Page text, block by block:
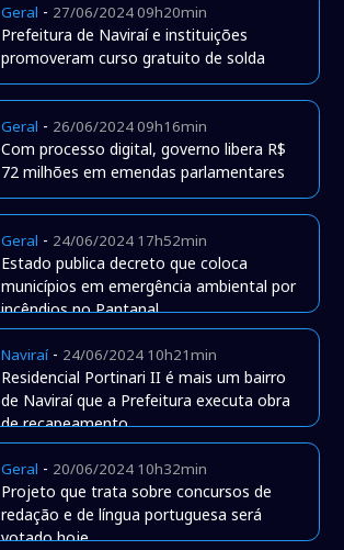
Geral - 27/06/2024 09h20min
Prefeitura de Naviraí e instituições
promoveram curso gratuito de solda
Geral - 26/06/2024 09h16min
Com processo digital, governo libera R$
72 milhões em emendas parlamentares
Geral - 24/06/2024 17h52min
Estado publica decreto que coloca
municípios em emergência ambiental por
incêndios no Pantanal
Naviraí- 24/06/2024 10h21min
Residencial Portinari II é mais um bairro
de Naviraí que a Prefeitura executa obra
de recapeamento
Geral - 20/06/2024 10h32min
Projeto que trata sobre concursos de
redação e de língua portuguesa será
votado hoje